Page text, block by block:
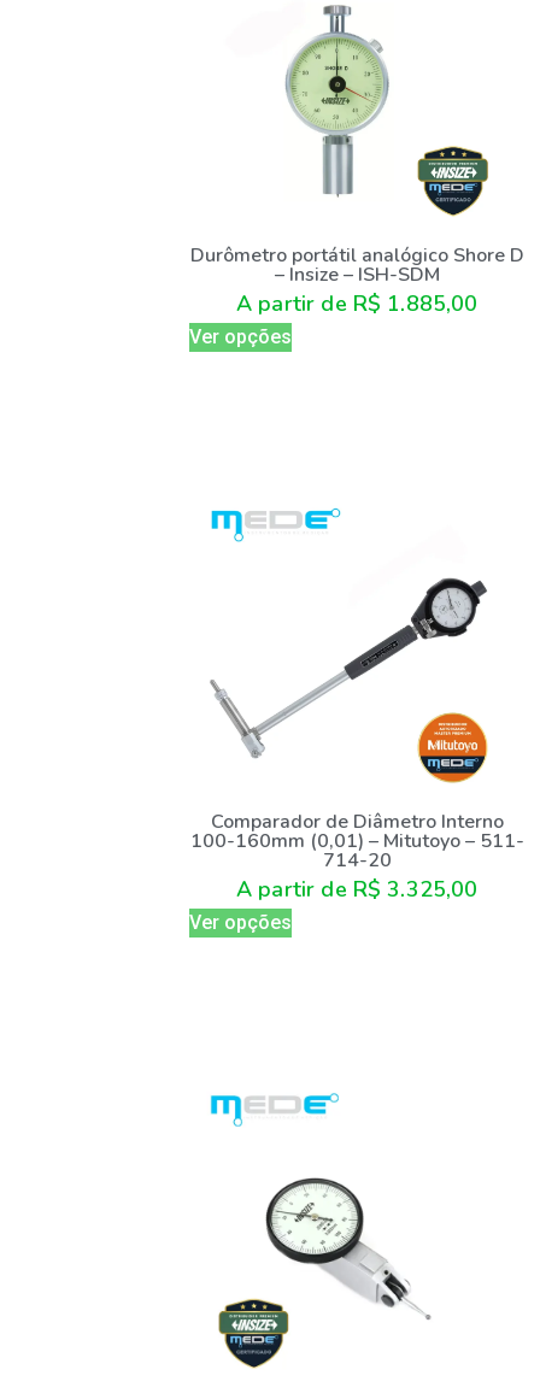
Durômetro portátil analógico Shore D
– Insize – ISH-SDM
A partir de R$ 1.885,00
Ver opções
Comparador de Diâmetro Interno
100-160mm (0,01) – Mitutoyo – 511-
714-20
A partir de R$ 3.325,00
Ver opções